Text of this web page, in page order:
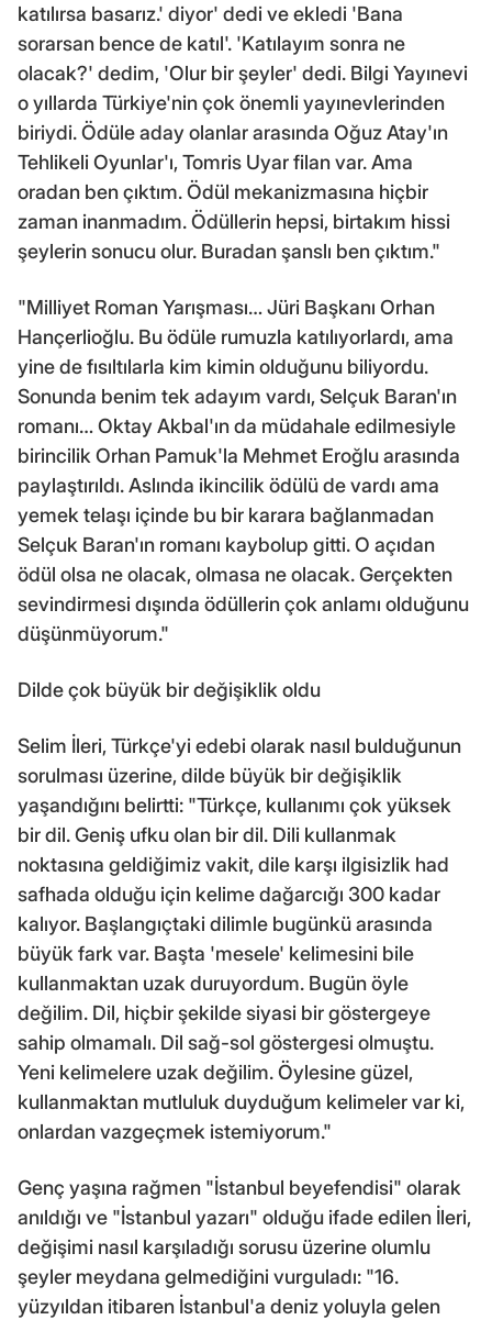
katılırsa basarız.' diyor' dedi ve ekledi 'Bana
sorarsan bence de katıl'. 'Katılayım sonra ne
olacak?' dedim, 'Olur bir şeyler' dedi. Bilgi Yayınevi
o yıllarda Türkiye'nin çok önemli yayınevlerinden
biriydi. Ödüle aday olanlar arasında Oğuz Atay'ın
Tehlikeli Oyunlar'ı, Tomris Uyar filan var. Ama
oradan ben çıktım. Ödül mekanizmasına hiçbir
zaman inanmadım. Ödüllerin hepsi, birtakım hissi
şeylerin sonucu olur. Buradan şanslı ben çıktım."
"Milliyet Roman Yarışması… Jüri Başkanı Orhan
Hançerlioğlu. Bu ödüle rumuzla katılıyorlardı, ama
yine de fısıltılarla kim kimin olduğunu biliyordu.
Sonunda benim tek adayım vardı, Selçuk Baran'ın
romanı… Oktay Akbal'ın da müdahale edilmesiyle
birincilik Orhan Pamuk'la Mehmet Eroğlu arasında
paylaştırıldı. Aslında ikincilik ödülü de vardı ama
yemek telaşı içinde bu bir karara bağlanmadan
Selçuk Baran'ın romanı kaybolup gitti. O açıdan
ödül olsa ne olacak, olmasa ne olacak. Gerçekten
sevindirmesi dışında ödüllerin çok anlamı olduğunu
düşünmüyorum."
Dilde çok büyük bir değişiklik oldu
Selim İleri, Türkçe'yi edebi olarak nasıl bulduğunun
sorulması üzerine, dilde büyük bir değişiklik
yaşandığını belirtti: "Türkçe, kullanımı çok yüksek
bir dil. Geniş ufku olan bir dil. Dili kullanmak
noktasına geldiğimiz vakit, dile karşı ilgisizlik had
safhada olduğu için kelime dağarcığı 300 kadar
kalıyor. Başlangıçtaki dilimle bugünkü arasında
büyük fark var. Başta 'mesele' kelimesini bile
kullanmaktan uzak duruyordum. Bugün öyle
değilim. Dil, hiçbir şekilde siyasi bir göstergeye
sahip olmamalı. Dil sağ-sol göstergesi olmuştu.
Yeni kelimelere uzak değilim. Öylesine güzel,
kullanmaktan mutluluk duyduğum kelimeler var ki,
onlardan vazgeçmek istemiyorum."
Genç yaşına rağmen "İstanbul beyefendisi" olarak
anıldığı ve "İstanbul yazarı" olduğu ifade edilen İleri,
değişimi nasıl karşıladığı sorusu üzerine olumlu
şeyler meydana gelmediğini vurguladı: "16.
yüzyıldan itibaren İstanbul'a deniz yoluyla gelen